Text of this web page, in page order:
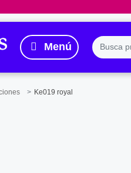
Ke019 royal